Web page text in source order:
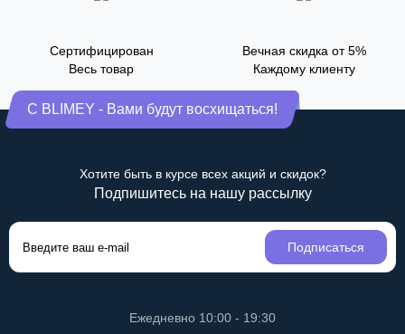
Сертифицирован
Весь товар
Вечная скидка от 5%
Каждому клиенту
С BLIMEY - Вами будут восхищаться!
Хотите быть в курсе всех акций и скидок?
Подпишитесь на нашу рассылку
Подписаться
Ежедневно 10:00 - 19:30